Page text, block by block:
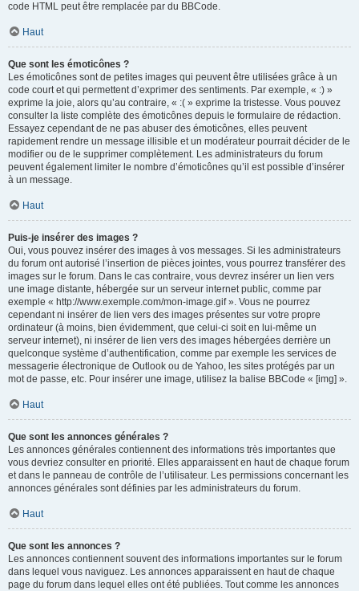
code HTML peut être remplacée par du BBCode.
Haut
Que sont les émoticônes ?
Les émoticônes sont de petites images qui peuvent être utilisées grâce à un
code court et qui permettent d’exprimer des sentiments. Par exemple, « :) »
exprime la joie, alors qu’au contraire, « :( » exprime la tristesse. Vous pouvez
consulter la liste complète des émoticônes depuis le formulaire de rédaction.
Essayez cependant de ne pas abuser des émoticônes, elles peuvent
rapidement rendre un message illisible et un modérateur pourrait décider de le
modifier ou de le supprimer complètement. Les administrateurs du forum
peuvent également limiter le nombre d’émoticônes qu’il est possible d’insérer
à un message.
Haut
Puis-je insérer des images ?
Oui, vous pouvez insérer des images à vos messages. Si les administrateurs
du forum ont autorisé l’insertion de pièces jointes, vous pourrez transférer des
images sur le forum. Dans le cas contraire, vous devrez insérer un lien vers
une image distante, hébergée sur un serveur internet public, comme par
exemple « http://www.exemple.com/mon-image.gif ». Vous ne pourrez
cependant ni insérer de lien vers des images présentes sur votre propre
ordinateur (à moins, bien évidemment, que celui-ci soit en lui-même un
serveur internet), ni insérer de lien vers des images hébergées derrière un
quelconque système d’authentification, comme par exemple les services de
messagerie électronique de Outlook ou de Yahoo, les sites protégés par un
mot de passe, etc. Pour insérer une image, utilisez la balise BBCode « [img] ».
Haut
Que sont les annonces générales ?
Les annonces générales contiennent des informations très importantes que
vous devriez consulter en priorité. Elles apparaissent en haut de chaque forum
et dans le panneau de contrôle de l’utilisateur. Les permissions concernant les
annonces générales sont définies par les administrateurs du forum.
Haut
Que sont les annonces ?
Les annonces contiennent souvent des informations importantes sur le forum
dans lequel vous naviguez. Les annonces apparaissent en haut de chaque
page du forum dans lequel elles ont été publiées. Tout comme les annonces